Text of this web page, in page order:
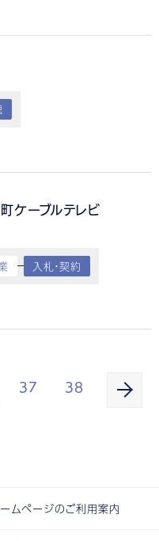
ケーブルテレビ
入札・契約
37 38
ムページのご利用案内